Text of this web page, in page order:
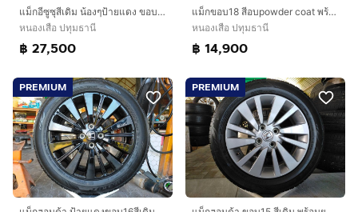
แม็กอีซูซุสีเดิม น้องๆป้ายแดง ขอบ20 พร้อมยางบริสโตน 265 50 20 ปี25 ยางสวยทุก เส้นตุ่มหน้ายางยังอยู่
หนองเสือ ปทุมธานี
฿ 27,500
แม็กขอบ18 สีอบpowder coat พร้อมยางดันลอป 235 45 18 ปี24 ใส่ camry innova ได้ทุกรุ่น
หนองเสือ ปทุมธานี
฿ 14,900
PREMIUM PREMIUM